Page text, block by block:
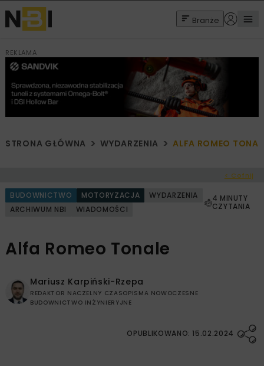
Branże
REKLAMA
STRONA GŁÓWNA WYDARZENIA ALFA ROMEO
< Cofnij
BUDOWNICTWO MOTORYZACJA
WYDARZENIA
ARCHIWUM NBI
WIADOMOŚCI
4 MINUTY
CZYTANIA
Alfa Romeo Tonale
Mariusz Karpiński-Rzepa
REDAKTOR NACZELNY CZASOPISMA NOWOCZESNE
BUDOWNICTWO INŻYNIERYJNE
OPUBLIKOWANO: 15.02.2024